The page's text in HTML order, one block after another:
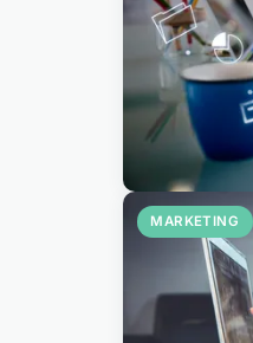
MARKETING